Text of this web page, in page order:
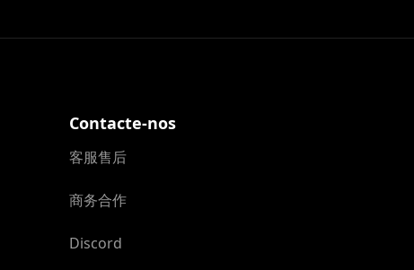
Contacte-nos
客服售后
商务合作
Discord